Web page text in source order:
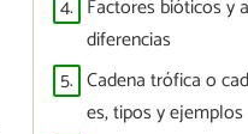
4. Factores bióticos y
diferencias
5. Cadena trófica o
es, tipos y ejemplos